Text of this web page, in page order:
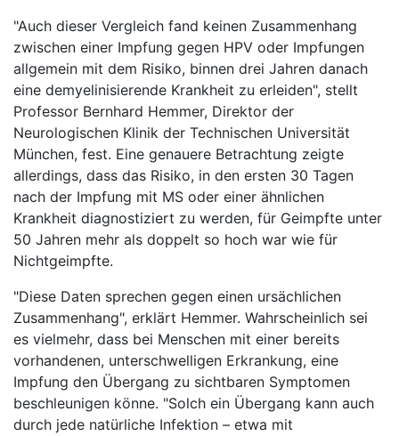
"Auch dieser Vergleich fand keinen Zusammenhang
zwischen einer Impfung gegen HPV oder Impfungen
allgemein mit dem Risiko, binnen drei Jahren danach
eine demyelinisierende Krankheit zu erleiden", stellt
Professor Bernhard Hemmer, Direktor der
Neurologischen Klinik der Technischen Universität
München, fest. Eine genauere Betrachtung zeigte
allerdings, dass das Risiko, in den ersten 30 Tagen
nach der Impfung mit MS oder einer ähnlichen
Krankheit diagnostiziert zu werden, für Geimpfte unter
50 Jahren mehr als doppelt so hoch war wie für
Nichtgeimpfte.
"Diese Daten sprechen gegen einen ursächlichen
Zusammenhang", erklärt Hemmer. Wahrscheinlich sei
es vielmehr, dass bei Menschen mit einer bereits
vorhandenen, unterschwelligen Erkrankung, eine
Impfung den Übergang zu sichtbaren Symptomen
beschleunigen könne. "Solch ein Übergang kann auch
durch jede natürliche Infektion – etwa mit